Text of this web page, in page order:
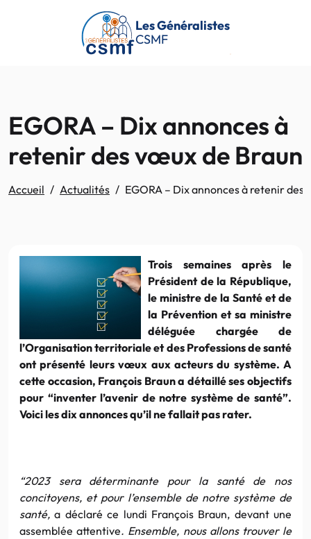
Passer au contenu principal
Les Généralistes
CSMF
EGORA – Dix annonces à
retenir des vœux de Braun
Accueil Actualités EGORA – Dix annonces à retenir des
Trois semaines après le
Président de la République,
le ministre de la Santé et de
la Prévention et sa ministre
déléguée chargée de
l’Organisation territoriale et des Professions de santé
ont présenté leurs vœux aux acteurs du système. A
cette occasion, François Braun a détaillé ses objectifs
pour “inventer l’avenir de notre système de santé”.
Voici les dix annonces qu’il ne fallait pas rater.
“2023 sera déterminante pour la santé de nos
concitoyens, et pour l’ensemble de notre système de
santé,a déclaré ce lundi François Braun, devant une
assemblée attentive. Ensemble, nous allons trouver le